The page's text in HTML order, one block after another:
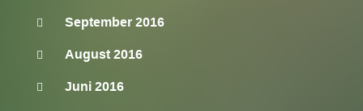
September 2016
August 2016
Juni 2016